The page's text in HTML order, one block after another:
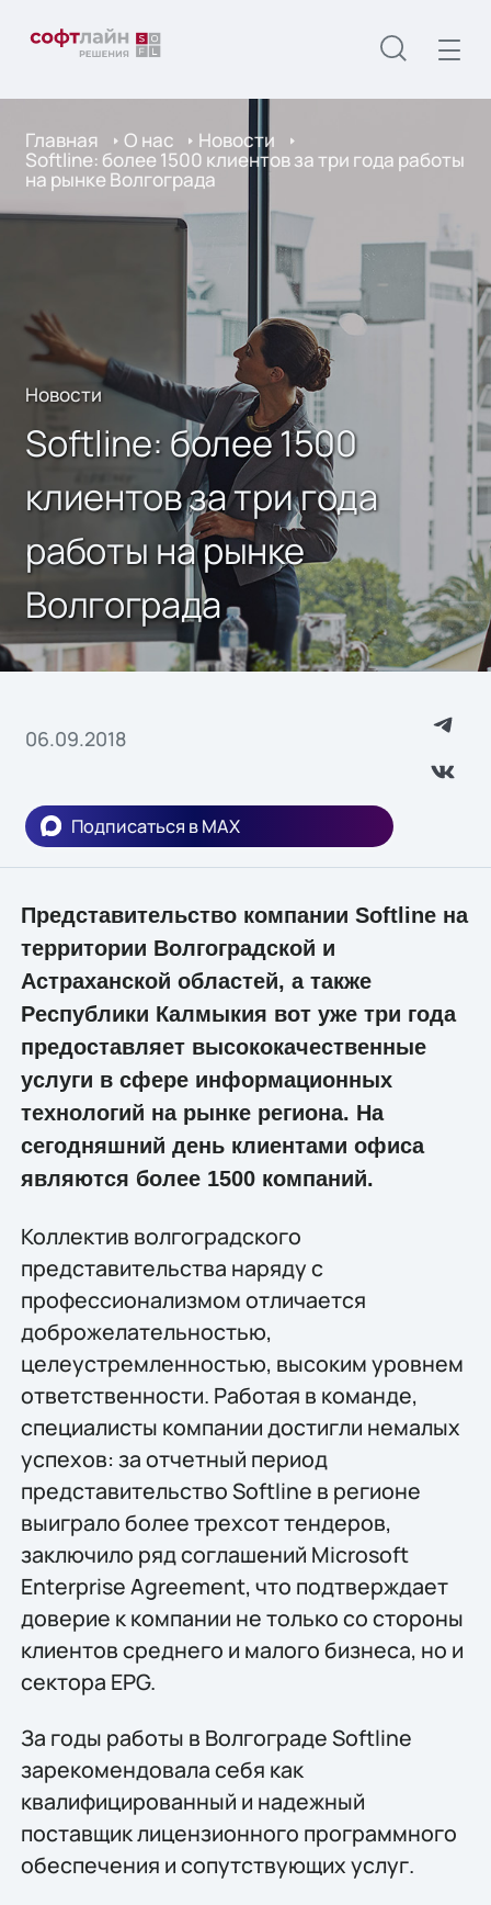
Главная О нас Новости
Softline: более 1500 клиентов за три года работы
на рынке Волгограда
Новости
Softline: более 1500
клиентов за три года
работы на рынке
Волгограда
06.09.2018
Подписаться в MAX
Представительство компании Softline на
территории Волгоградской и
Астраханской областей, а также
Республики Калмыкия вот уже три года
предоставляет высококачественные
услуги в сфере информационных
технологий на рынке региона. На
сегодняшний день клиентами офиса
являются более 1500 компаний.
Коллектив волгоградского
представительства наряду с
профессионализмом отличается
доброжелательностью,
целеустремленностью, высоким уровнем
ответственности. Работая в команде,
специалисты компании достигли немалых
успехов: за отчетный период
представительство Softline в регионе
выиграло более трехсот тендеров,
заключило ряд соглашений Microsoft
Enterprise Agreement, что подтверждает
доверие к компании не только со стороны
клиентов среднего и малого бизнеса, но и
сектора EPG.
За годы работы в Волгограде Softline
зарекомендовала себя как
квалифицированный и надежный
поставщик лицензионного программного
обеспечения и сопутствующих услуг.